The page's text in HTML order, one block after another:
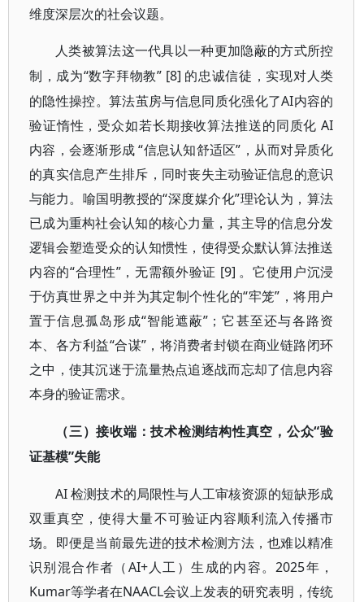
维度深层次的社会议题。
人类被算法这一代具以一种更加隐蔽的方式所控
制，成为“数字拜物教” [8] 的忠诚信徒，实现对人类
的隐性操控。算法茧房与信息同质化强化了AI内容的
验证惰性，受众如若长期接收算法推送的同质化 AI
内容，会逐渐形成 “信息认知舒适区”，从而对异质化
的真实信息产生排斥，同时丧失主动验证信息的意识
与能力。喻国明教授的“深度媒介化”理论认为，算法
已成为重构社会认知的核心力量，其主导的信息分发
逻辑会塑造受众的认知惯性，使得受众默认算法推送
内容的“合理性”，无需额外验证 [9] 。它使用户沉浸
于仿真世界之中并为其定制个性化的“牢笼”，将用户
置于信息孤岛形成“智能遮蔽”；它甚至还与各路资
本、各方利益“合谋”，将消费者封锁在商业链路闭环
之中，使其沉迷于流量热点追逐战而忘却了信息内容
本身的验证需求。
（三）接收端：技术检测结构性真空，公众“验
证基模”失能
AI 检测技术的局限性与人工审核资源的短缺形成
双重真空，使得大量不可验证内容顺利流入传播市
场。即便是当前最先进的技术检测方法，也难以精准
识别混合作者（AI+人工）生成的内容。2025年，
Kumar等学者在NAACL会议上发表的研究表明，传统